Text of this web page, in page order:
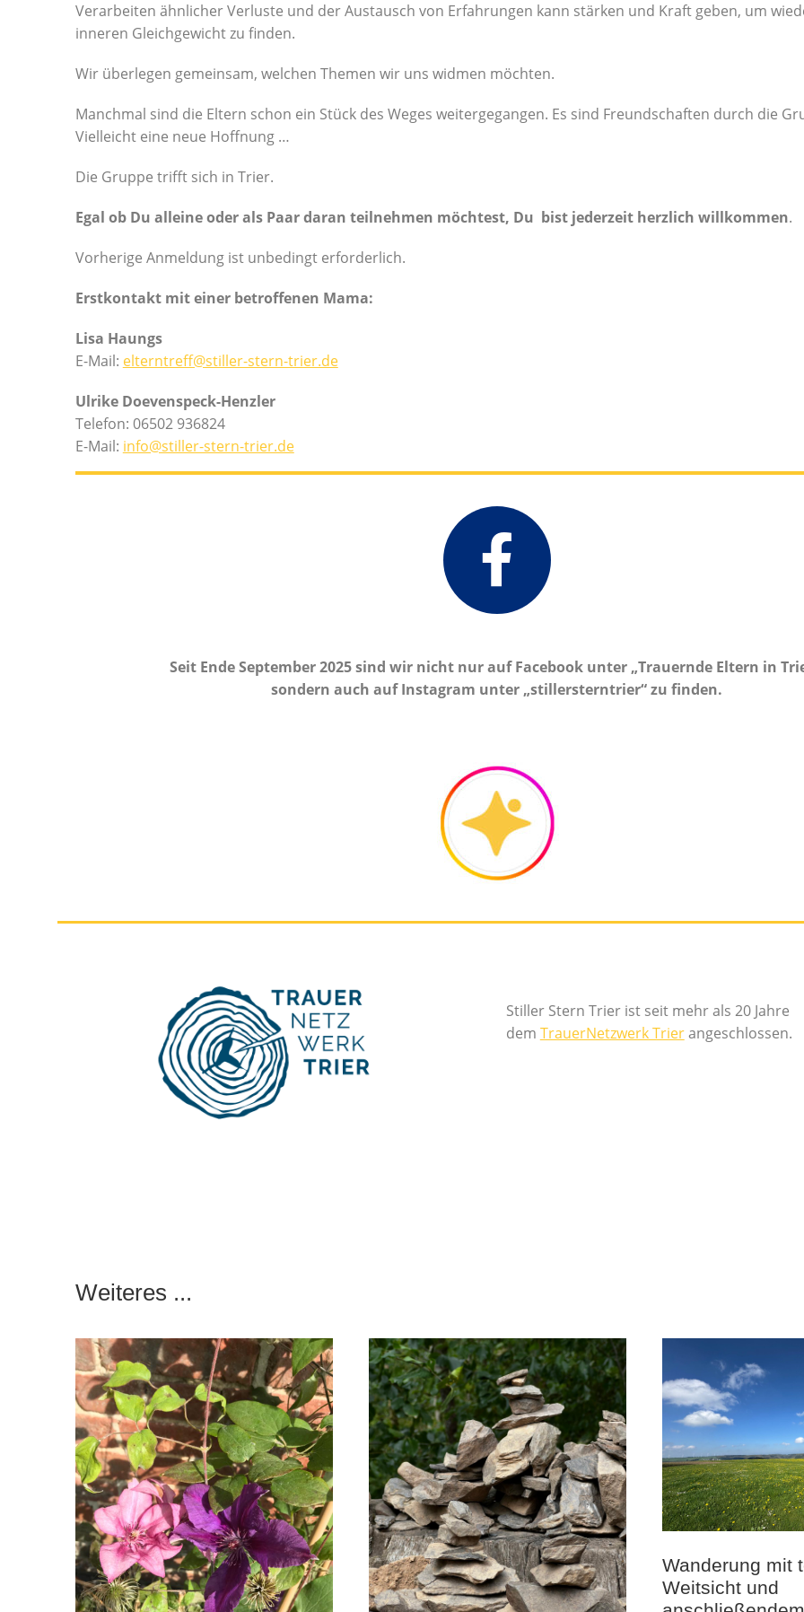
Verarbeiten ähnlicher Verluste und der Austausch von Erfahrungen kann stärken und Kraft geben, um
inneren Gleichgewicht zu finden.
Wir überlegen gemeinsam, welchen Themen wir uns widmen möchten.
Manchmal sind die Eltern schon ein Stück des Weges weitergegangen. Es sind Freundschaften durch die
Vielleicht eine neue Hoffnung …
Die Gruppe trifft sich in Trier.
Egal ob Du alleine oder als Paar daran teilnehmen möchtest, Du bist jederzeit herzlich willkommen.
Vorherige Anmeldung ist unbedingt erforderlich.
Erstkontakt mit einer betroffenen Mama:
Lisa Haungs
E-Mail: elterntreff@stiller-stern-trier.de
Ulrike Doevenspeck-Henzler
Telefon: 06502 936824
E-Mail: info@stiller-stern-trier.de
Seit Ende September 2025 sind wir nicht nur auf Facebook unter „Trauernde Eltern in
sondern auch auf Instagram unter „stillersterntrier“ zu finden.
Stiller Stern Trier ist seit mehr als 20 Jahre
dem TrauerNetzwerk Trierangeschlossen.
Weiteres ...
Wanderung mit
Weitsicht und